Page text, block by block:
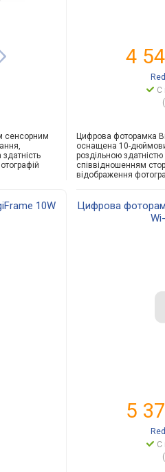
сенсорним
4
С
Цифрова фоторамка
оснащена 10-
роздільною здатністю
співвідношенням
відображення
10W
Цифрова
5
С